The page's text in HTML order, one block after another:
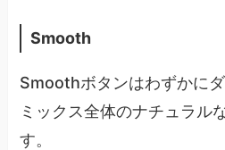
Smooth
Smoothボタンはわずかにダ
ミックス全体のナチュラル
す。